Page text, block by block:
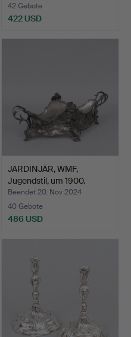
42 Gebote
422 USD
JARDINJÄR, WMF,
Jugendstil, um 1900.
Beendet 20. Nov 2024
40 Gebote
486 USD